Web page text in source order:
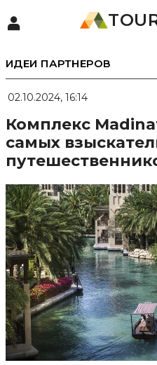
ИДЕИ ПАРТНЕРОВ
02.10.2024, 16:14
Комплекс
самых